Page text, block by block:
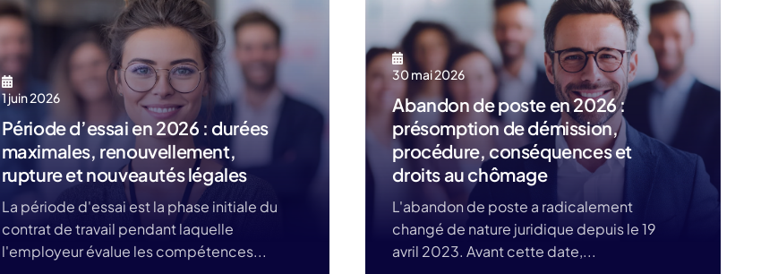
1 juin 2026
Période d’essai en 2026 : durées
maximales, renouvellement,
rupture et nouveautés légales
La période d'essai est la phase initiale du
contrat de travail pendant laquelle
l'employeur évalue les compétences...
30 mai 2026
Abandon de poste en 2026 :
présomption de démission,
procédure, conséquences et
droits au chômage
L'abandon de poste a radicalement
changé de nature juridique depuis le 19
avril 2023. Avant cette date,...